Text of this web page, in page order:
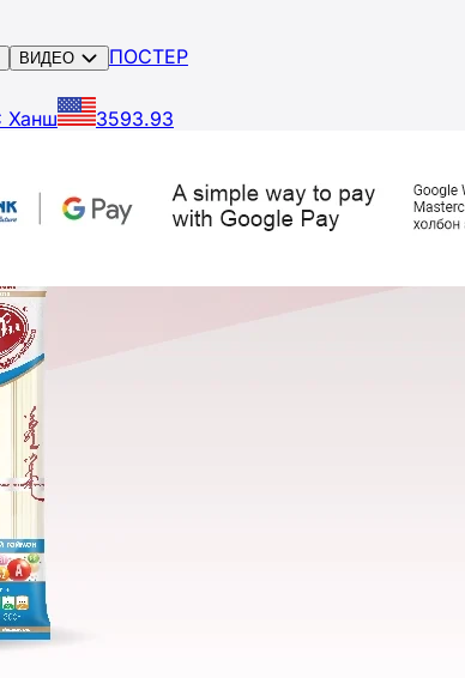
ВИДЕО ПОСТЕР
Ханш 3593.93